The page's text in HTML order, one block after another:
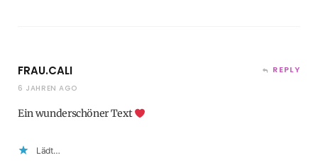
FRAU.CALI
6 JAHREN AGO
REPLY
Ein wunderschöner Text
Lädt…